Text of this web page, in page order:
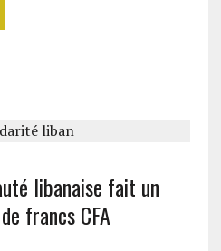
libanaise fait un
francs CFA